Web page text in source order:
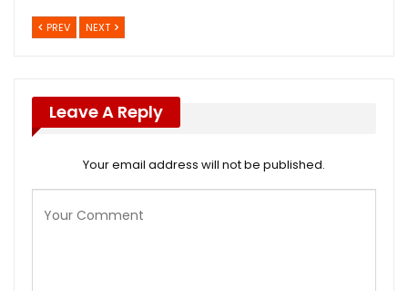
PREV NEXT
Leave A Reply
Your email address will not be published.